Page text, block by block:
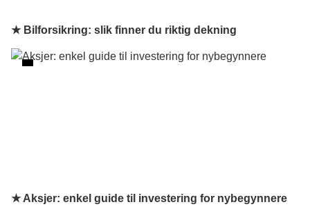
★ Bilforsikring: slik finner du riktig dekning
★ Aksjer: enkel guide til investering for nybegynnere